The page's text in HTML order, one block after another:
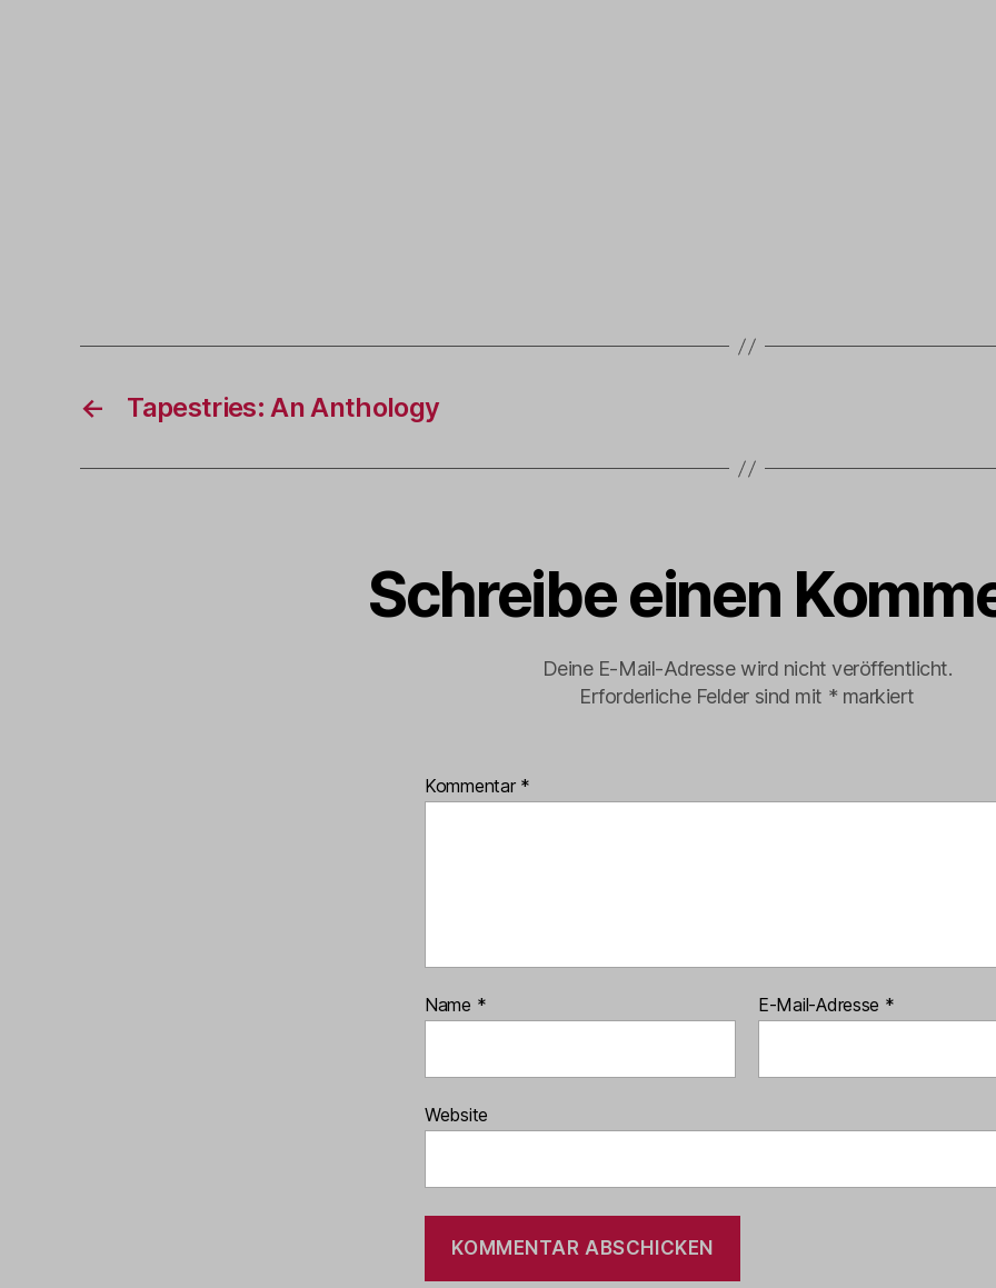
← Tapestries: An Anthology
Schreibe einen
Deine E-Mail-Adresse wird nicht veröffentlicht.
Erforderliche Felder sind mit * markiert
Kommentar *
Name * E-Mail-Adresse *
Website